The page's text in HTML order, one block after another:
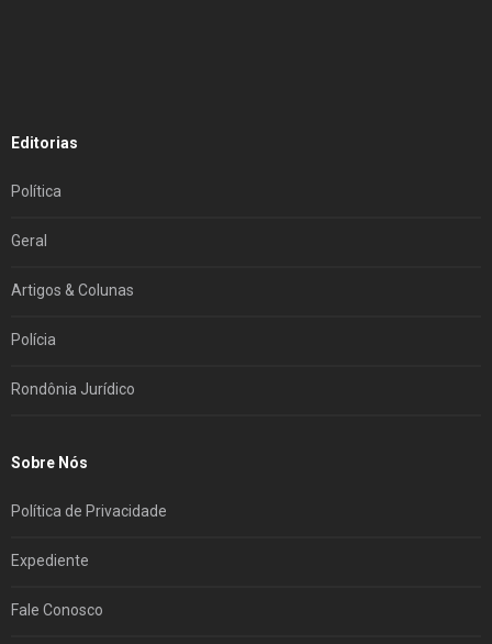
Editorias
Política
Geral
Artigos & Colunas
Polícia
Rondônia Jurídico
Sobre Nós
Política de Privacidade
Expediente
Fale Conosco